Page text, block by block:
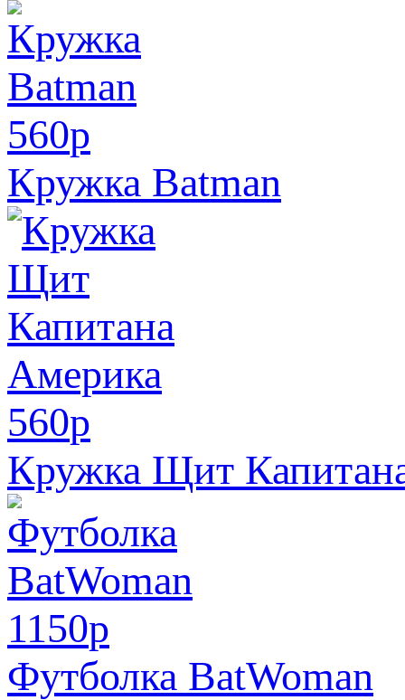
560p
Кружка Batman
560p
Кружка Щит
1150p
Футболка BatWoman